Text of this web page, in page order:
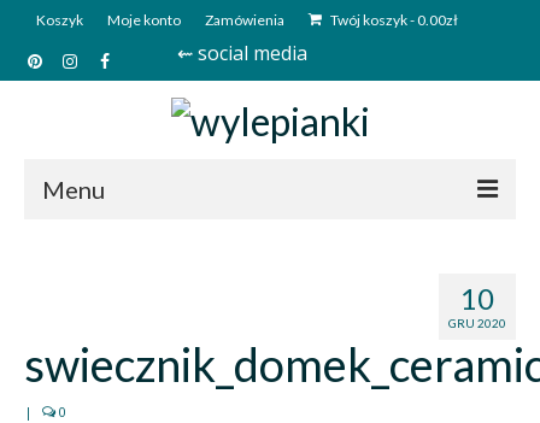
Koszyk Moje konto Zamówienia Twój koszyk-0.00zł
⇜ social media
Menu
Kim jesteśmy?
Kontakt
10
GRU 2020
| 0